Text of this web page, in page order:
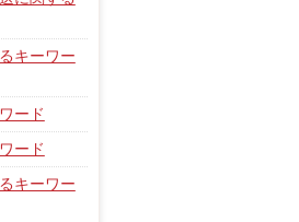
キーワー
ード
ード
キーワー